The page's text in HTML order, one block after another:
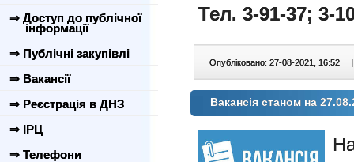
⇒ Доступ до публічної
інформації
⇒ Публічні закупівлі
⇒ Вакансії
⇒ Реєстрація в ДНЗ
⇒ ІРЦ
⇒ Телефони
Тел. 3-91-37; 3-
Опубліковано: 27-08-2021, 16:52 |
Вакансія станом на